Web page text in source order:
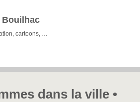
Bouilhac
cartoons, …
dans la ville •